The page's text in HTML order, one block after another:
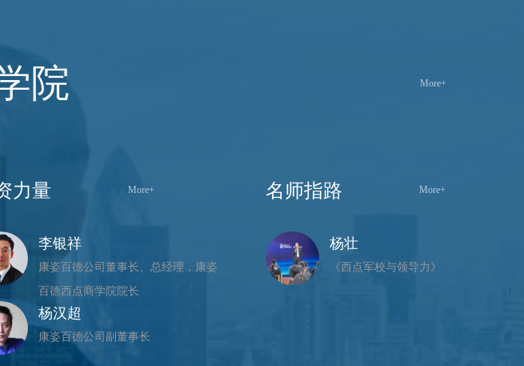
院 More+
力量 More+
李银祥
康姿百德公司董事长、总经理，康姿
百德西点商学院院长
杨汉超
康姿百德公司副董事长
名师指路 More+
杨壮
《西点军校与领导力》